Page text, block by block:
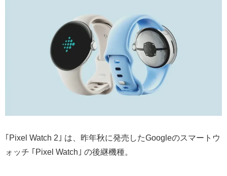
｢Pixel Watch 2｣ は、昨年秋に発売したGoogleのスマートウ
ォッチ ｢Pixel Watch｣ の後継機種。